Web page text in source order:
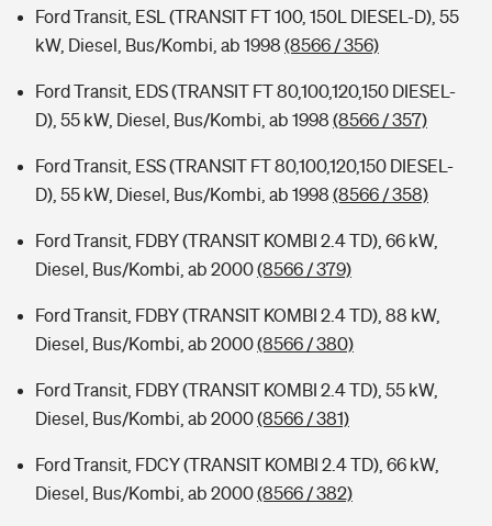
Ford Transit, ESL (TRANSIT FT 100, 150L DIESEL-D), 55
kW, Diesel, Bus/Kombi, ab 1998 (8566 / 356)
Ford Transit, EDS (TRANSIT FT 80,100,120,150 DIESEL-
D), 55 kW, Diesel, Bus/Kombi, ab 1998 (8566 / 357)
Ford Transit, ESS (TRANSIT FT 80,100,120,150 DIESEL-
D), 55 kW, Diesel, Bus/Kombi, ab 1998 (8566 / 358)
Ford Transit, FDBY (TRANSIT KOMBI 2.4 TD), 66 kW,
Diesel, Bus/Kombi, ab 2000(8566 / 379)
Ford Transit, FDBY (TRANSIT KOMBI 2.4 TD), 88 kW,
Diesel, Bus/Kombi, ab 2000(8566 / 380)
Ford Transit, FDBY (TRANSIT KOMBI 2.4 TD), 55 kW,
Diesel, Bus/Kombi, ab 2000(8566 / 381)
Ford Transit, FDCY (TRANSIT KOMBI 2.4 TD), 66 kW,
Diesel, Bus/Kombi, ab 2000(8566 / 382)